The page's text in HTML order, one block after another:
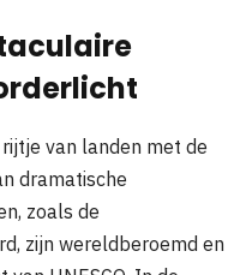
van landen met de
dramatische
zoals de
zijn wereldberoemd en